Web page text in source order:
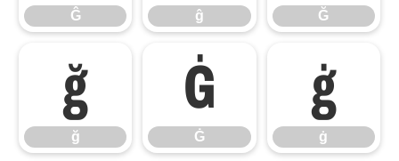
Ĝ ĝ Ğ
ğ
ğ
Ġ
Ġ
ġ
ġ